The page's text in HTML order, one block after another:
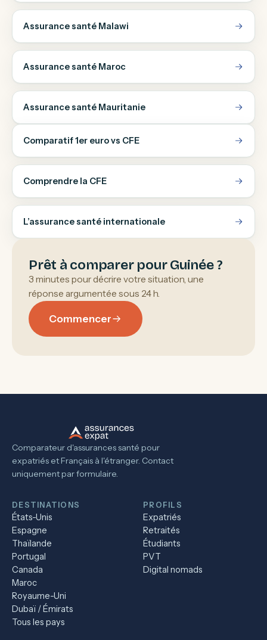
Assurance santé Malawi
Assurance santé Maroc
Assurance santé Mauritanie
Comparatif 1er euro vs CFE
Comprendre la CFE
L’assurance santé internationale
Prêt à comparer pour Guinée ?
3 minutes pour décrire votre situation, une
réponse argumentée sous 24 h.
Commencer
Comparateur d'assurances santé pour
expatriés et Français à l'étranger. Contact
uniquement par formulaire.
DESTINATIONS
États-Unis
Espagne
Thaïlande
Portugal
Canada
Maroc
Royaume-Uni
Dubaï / Émirats
Tous les pays
PROFILS
Expatriés
Retraités
Étudiants
PVT
Digital nomads